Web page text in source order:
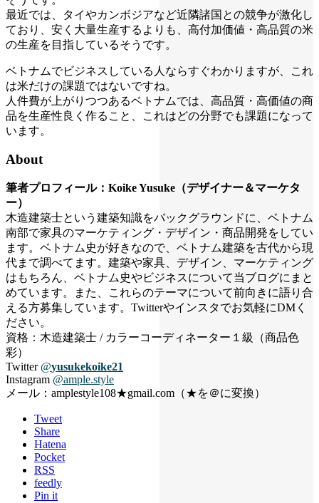
最近では、タイやカンボジアなど近隣諸国との競争が激化し
ており、安く大量生産するよりも、高付加価値・高品質の米
の生産を目指しているそうです。
ベトナムでビジネスしている人ならすぐわかりますが、これ
は米だけの課題ではないですね。
人件費が上がりつつあるベトナムでは、高品質・高価値の商
品を生産性良く作ること、これはどの分野でも課題になって
います。
About
筆者プロフィール：Koike Yusuke（デザイナー＆マーケタ
ー）
木造建築士という建築知識をバックグラウンドに、ベトナム
南部で家具のマーケティング・デザイン・商品開発をしてい
ます。ベトナム史が好きなので、ベトナム建築を古代から現
代まで調べてます。建築や家具、デザイン、マーケティング
はもちろん、ベトナム史やビジネスについて当ブログにまと
めています。また、これらのテーマについて前向きに語り合
える方募集しています。Twitterやインスタでお気軽にDMく
ださい。
資格：木造建築士 / カラーコーディネーター１級（商品色
彩）
Twitter @yusukekoike21
Instagram @ample.style
メール：amplestyle108★gmail.com（★を＠に変換）
Tweet
Share
Hatena
Pocket
RSS
feedly
Pin it